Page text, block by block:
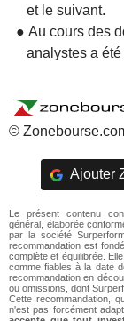
et le suivant.
● Au cours des
analystes a
©
Ajouter
Le présent contenu
général, élaborée
par la société
recommandation est
complète et équilibrée.
comme fiables à la date
recommandation en
ou omissions, dont
Cette recommandation,
n'est pas forcément